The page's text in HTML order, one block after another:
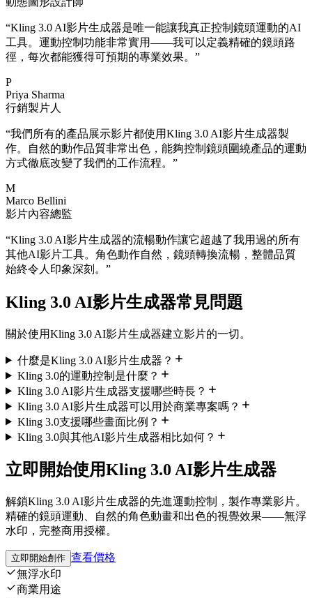
“Kling 3.0 AI影片生成器是唯一能讓我真正控制鏡頭運動的AI
工具。運動控制功能非常實用——我可以定義精確的鏡頭路
徑，每次都能獲得可預期的專業效果。 ”
P
Priya Sharma
行銷製片人
“我們所有的產品展示影片都使用Kling 3.0 AI影片生成器製
作。自然的動作品質非常出色，能夠控制鏡頭圍繞產品的運動
方式徹底改變了我們的工作流程。 ”
M
Marco Bellini
影片內容總監
“Kling 3.0 AI影片生成器的流暢動作讓它超越了我用過的所有
其他AI影片工具。角色動作自然，鏡頭轉換流暢，整體品質
始終令人印象深刻。 ”
Kling 3.0 AI影片生成器常見問題
關於使用Kling 3.0 AI影片生成器建立影片的一切。
什麼是Kling 3.0 AI影片生成器？
Kling 3.0的運動控制是什麼？
Kling 3.0 AI影片生成器支援哪些時長？
Kling 3.0 AI影片生成器可以用於商業專案嗎？
Kling 3.0支援哪些畫面比例？
Kling 3.0與其他AI影片生成器相比如何？
立即開始使用Kling 3.0 AI影片生成器
解鎖Kling 3.0 AI影片生成器的先進運動控制，製作專業影片。
精確的鏡頭運動、自然的角色動畫和出色的視覺效果——無浮
水印，完整商用授權。
立即開始創作 查看價格
無浮水印
商業用途